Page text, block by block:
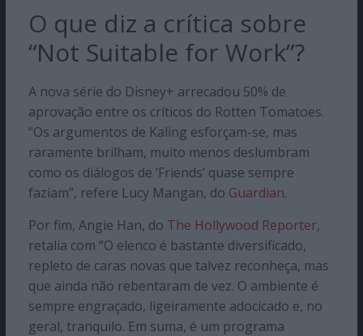
O que diz a crítica sobre
“Not Suitable for Work”?
A nova série do Disney+ arrecadou 50% de
aprovação entre os críticos do Rotten Tomatoes.
“Os argumentos de Kaling esforçam-se, mas
raramente brilham, muito menos deslumbram
como os diálogos de ‘Friends’ quase sempre
faziam”, refere Lucy Mangan, do Guardian.
Por fim, Angie Han, do The Hollywood Reporter,
retalia com “O elenco é bastante diversificado,
repleto de caras novas que talvez reconheça, mas
que ainda não rebentaram de vez. O ambiente é
sempre engraçado, ligeiramente adocicado e, no
geral, tranquilo. Em suma, é um programa